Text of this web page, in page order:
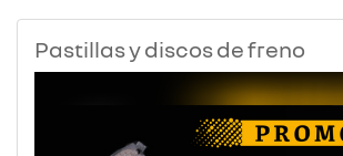
Pastillas y discos de freno